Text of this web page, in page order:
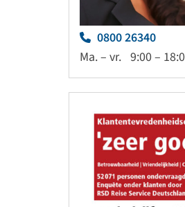
0800 26340
Ma. – vr. 9:00 –